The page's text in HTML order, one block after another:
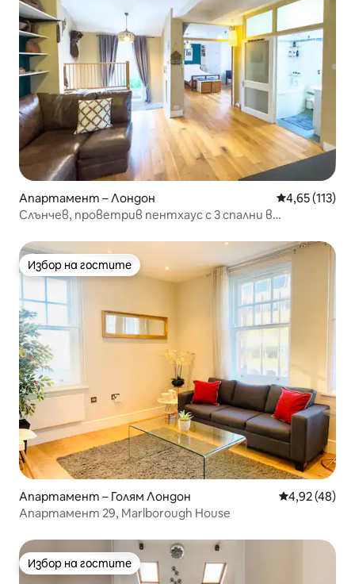
Апартамент – Лондон Средна
4,65 (113)
Слънчев, проветрив пентхаус с 3 спални в
Избор на гостите
Избор на гостите
Апартамент – Голям Лондон Средна
4,92 (48)
Апартамент 29, Marlborough House
Избор на гостите
Избор на гостите